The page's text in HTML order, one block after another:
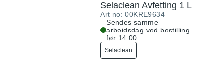
Selaclean Avfetting 1 L
Art no:00KRE9634
Sendes samme
arbeidsdag ved bestilling
før 14:00
Selaclean